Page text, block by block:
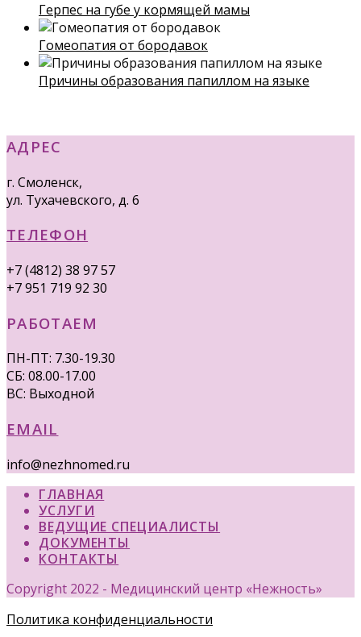
Герпес на губе у кормящей мамы
Гомеопатия от бородавок
Причины образования папиллом на языке
АДРЕС
г. Смоленск,
ул. Тухачевского, д. 6
ТЕЛЕФОН
+7 (4812) 38 97 57
+7 951 719 92 30
РАБОТАЕМ
ПН-ПТ: 7.30-19.30
СБ: 08.00-17.00
ВС: Выходной
EMAIL
info@nezhnomed.ru
ГЛАВНАЯ
УСЛУГИ
ВЕДУЩИЕ СПЕЦИАЛИСТЫ
ДОКУМЕНТЫ
КОНТАКТЫ
Copyright 2022 - Медицинский центр «Нежность»
Политика конфиденциальности